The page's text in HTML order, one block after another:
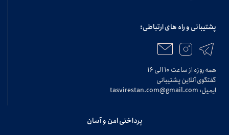
پشتیبانی و راه های ارتباطی:
همه روزه از ساعت ۱۰ الی ۱۶
گفتگوی آنلاین پشتیبانی
ایمیل: tasvirestan.com@gmail.com
پرداختی امن و آسان